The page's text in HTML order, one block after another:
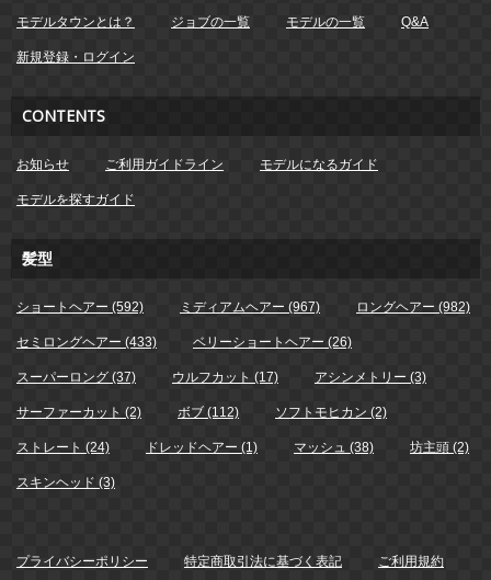
モデルタウンとは？ ジョブの一覧 モデルの一覧 Q&A
新規登録・ログイン
CONTENTS
お知らせ ご利用ガイドライン モデルになるガイド
モデルを探すガイド
髪型
ショートヘアー (592) ミディアムヘアー (967) ロングヘアー (982)
セミロングヘアー (433) ベリーショートヘアー (26)
スーパーロング (37) ウルフカット (17) アシンメトリー (3)
サーファーカット (2) ボブ (112) ソフトモヒカン (2)
ストレート (24) ドレッドヘアー (1) マッシュ (38) 坊主頭 (2)
スキンヘッド (3)
プライバシーポリシー 特定商取引法に基づく表記 ご利用規約